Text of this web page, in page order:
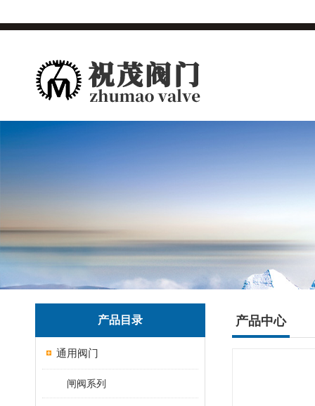
产品目录
通用阀门
闸阀系列
产品中心